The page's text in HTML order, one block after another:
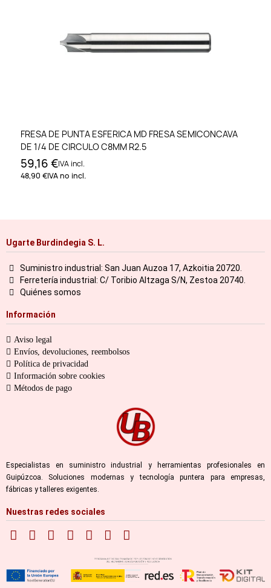
FRESA DE PUNTA ESFERICA MD FRESA SEMICONCAVA
DE 1/4 DE CIRCULO C8MM R2.5
59,16 €IVA incl.
48,90 €IVA no incl.
Ugarte Burdindegia S. L.
Suministro industrial: San Juan Auzoa 17, Azkoitia 20720.
Ferretería industrial: C/ Toribio Altzaga S/N, Zestoa 20740.
Quiénes somos
Información
Aviso legal
Envíos, devoluciones, reembolsos
Política de privacidad
Información sobre cookies
Métodos de pago
Especialistas en suministro industrial y herramientas profesionales en
Guipúzcoa. Soluciones modernas y tecnología puntera para empresas,
fábricas y talleres exigentes.
Nuestras redes sociales